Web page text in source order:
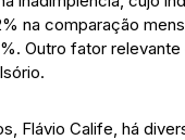
na comparação
Outro fator
Flávio Calife, há